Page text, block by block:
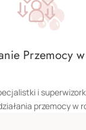
Przemocy
i
przemocy w